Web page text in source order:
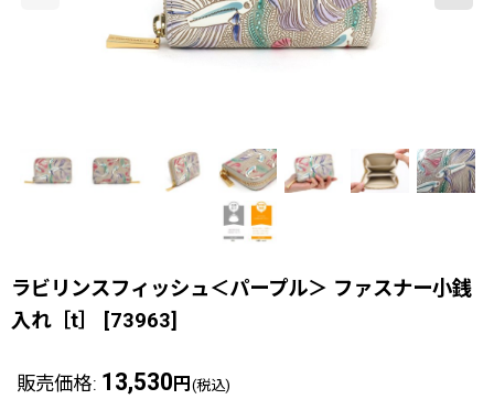
ラビリンスフィッシュ＜パープル＞ ファスナー小銭
入れ［t］
[73963]
販売価格: 13,530 円 (税込)